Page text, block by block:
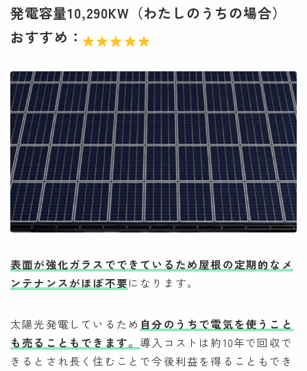
発電容量10,290KW（わたしのうちの場合）
おすすめ：
表面が強化ガラスでできているため屋根の定期的なメ
ンテナンスがほぼ不要になります。
太陽光発電しているため 自分のうちで電気を使うこと
も売ることもできます。 導入コストは約10年で回収で
きるとされ長く住むことで今後利益を得ることもでき